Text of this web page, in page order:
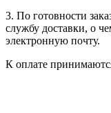
3. По готовности
службу доставки, о
электронную почту.
К оплате